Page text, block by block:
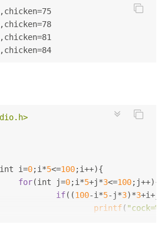
int i=0;i*5<=100;i++){
for(int j=0;i*5+j*3<=100;j++){
if((100-i*5-j*3)*3
printf(